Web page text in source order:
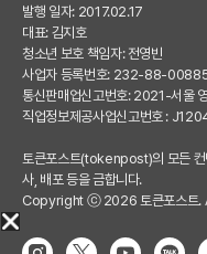
발행 일자: 2017.02.17
대표: 김지호
청소년 보호 책임자: 전영빈
사업자 등록번호: 232-88-
통신판매업신고번호: 2021-서울
직업정보제공사업신고번호 :
토큰포스트(tokenpost)의 모든 컨
사, 배포 등을 금합니다.
Copyright ⓒ 2026 토큰포스트.